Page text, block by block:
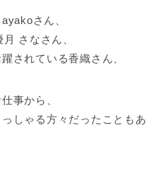
さん、
さなさん、
されている香織さん、
事から、
しゃる方々だったこともあ